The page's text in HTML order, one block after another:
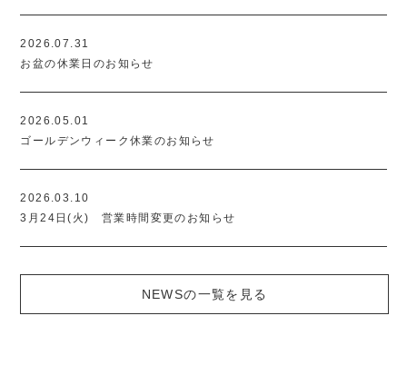
2026.07.31
お盆の休業日のお知らせ
2026.05.01
ゴールデンウィーク休業のお知らせ
2026.03.10
3月24日(火) 営業時間変更のお知らせ
NEWSの一覧を見る